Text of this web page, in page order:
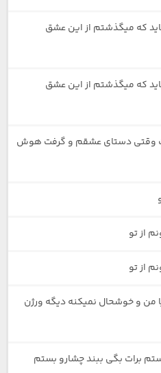
که میگذشتم از این عشق
که میگذشتم از این عشق
وقتی دستای عشقم و گرفت هوش
از تو
از تو
من و خوشحال نمیکنه دیگه ورژن
برات بگی ببند چشارو بستم